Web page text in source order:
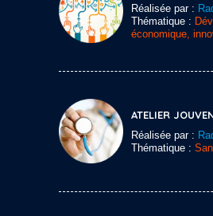
Réalisée par :
Thématique :
économique,
ATELIER
Réalisée par :
Thématique :